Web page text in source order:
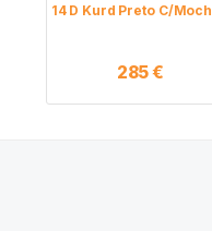
14 D Kurd Preto C/
285€